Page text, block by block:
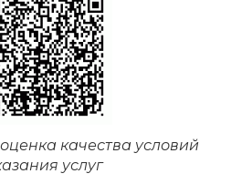
качества условий
услуг